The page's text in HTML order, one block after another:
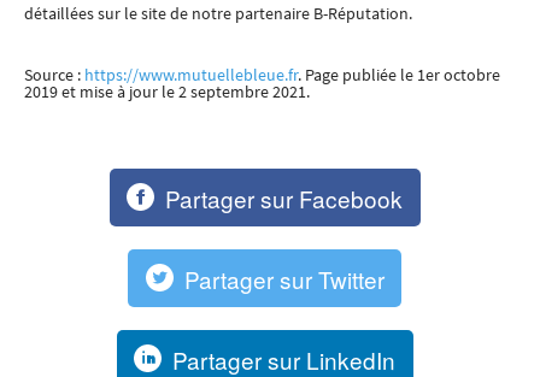
détaillées sur le site de notre partenaire B-Réputation.
Source : https://www.mutuellebleue.fr. Page publiée le 1er octobre
2019 et mise à jour le 2 septembre 2021.
Partager sur Facebook
Partager sur Twitter
Partager sur LinkedIn